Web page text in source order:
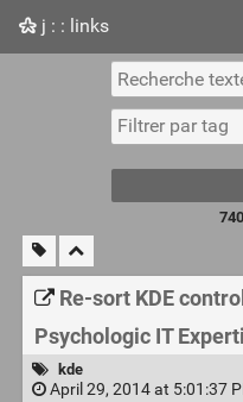
j : : links
Nuage de tags Mur
Re-sort KDE
Psychologic IT
kde
April 29, 2014 at 5:01:37